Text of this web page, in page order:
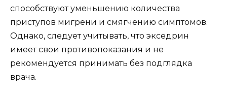
способствуют уменьшению количества
приступов мигрени и смягчению симптомов.
Однако, следует учитывать, что экседрин
имеет свои противопоказания и не
рекомендуется принимать без подглядка
врача.